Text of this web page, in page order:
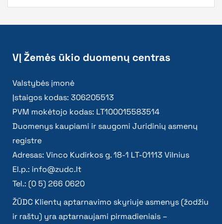
VĮ Žemės ūkio duomenų centras
Valstybės įmonė
Įstaigos kodas: 306205513
PVM mokėtojo kodas: LT100015583514
Duomenys kaupiami ir saugomi Juridinių asmenų
registre
Adresas: Vinco Kudirkos g. 18-1 LT-01113 Vilnius
El.p.: info@zudc.lt
Tel.: (0 5) 266 0620
ŽŪDC Klientų aptarnavimo skyriuje asmenys (žodžiu
ir raštu) yra aptarnaujami pirmadieniais –